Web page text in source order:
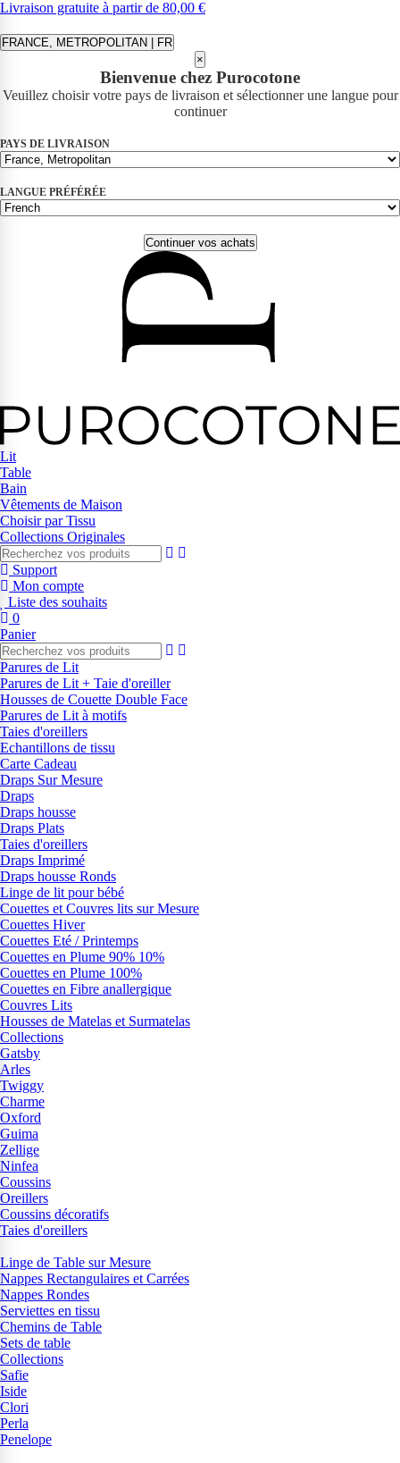
Livraison gratuite à partir de 80,00 €
FRANCE, METROPOLITAN | FR
×
Bienvenue chez Purocotone
Veuillez choisir votre pays de livraison et sélectionner une langue pour
continuer
PAYS DE LIVRAISON
LANGUE PRÉFÉRÉE
Continuer vos achats
Lit
Table
Bain
Vêtements de Maison
Choisir par Tissu
Collections Originales
Support
Mon compte
Liste des souhaits
0
Panier
Parures de Lit
Parures de Lit + Taie d'oreiller
Housses de Couette Double Face
Parures de Lit à motifs
Taies d'oreillers
Echantillons de tissu
Carte Cadeau
Draps Sur Mesure
Draps
Draps housse
Draps Plats
Taies d'oreillers
Draps Imprimé
Draps housse Ronds
Linge de lit pour bébé
Couettes et Couvres lits sur Mesure
Couettes Hiver
Couettes Eté / Printemps
Couettes en Plume 90% 10%
Couettes en Plume 100%
Couettes en Fibre anallergique
Couvres Lits
Housses de Matelas et Surmatelas
Collections
Gatsby
Arles
Twiggy
Charme
Oxford
Guima
Zellige
Ninfea
Coussins
Oreillers
Coussins décoratifs
Taies d'oreillers
Linge de Table sur Mesure
Nappes Rectangulaires et Carrées
Nappes Rondes
Serviettes en tissu
Chemins de Table
Sets de table
Collections
Safie
Iside
Clori
Perla
Penelope